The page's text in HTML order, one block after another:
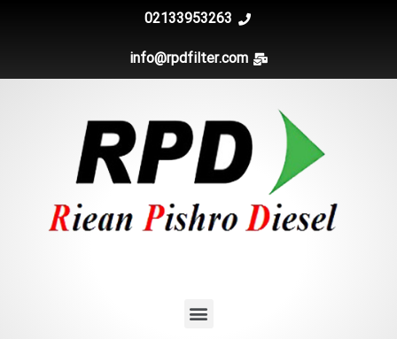
02133953263
info@rpdfilter.com